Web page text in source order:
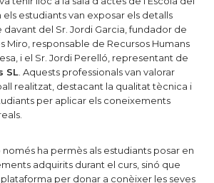
estudiants van exposar els detalls
del Sr. Jordi Garcia, fundador de
Miro, responsable de Recursos Humans
i el Sr. Jordi Perelló, representant de
SL . Aquests professionals van valorar
realitzat, destacant la qualitat tècnica i
per aplicar els coneixements
ha permès als estudiants posar en
adquirits durant el curs, sinó que
per donar a conèixer les seves